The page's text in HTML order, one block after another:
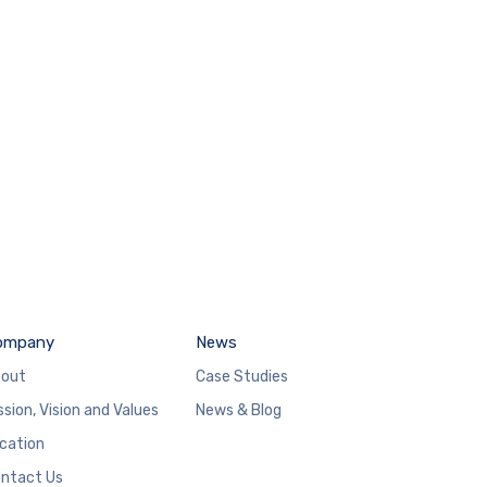
Vision and Values
Us
News
Case Studies
News & Blog